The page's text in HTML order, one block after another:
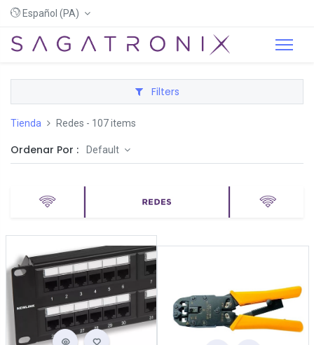
Español (PA)
Filters
Tienda Redes - 107 items
Ordenar Por : Default